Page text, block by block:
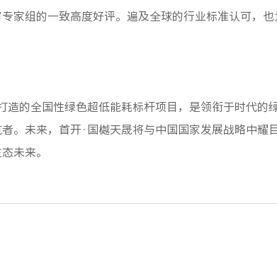
家组的一致高度好评。遍及全球的行业标准认可，
造的全国性绿色超低能耗标杆项目，是领衔于时代的
。未来，首开·国樾天晟将与中国国家发展战略中耀
未来。